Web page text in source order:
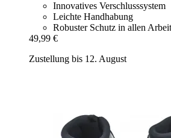
Innovatives Verschlusssystem
Leichte Handhabung
Robuster Schutz in allen
49,99 €
Zustellung bis 12. August